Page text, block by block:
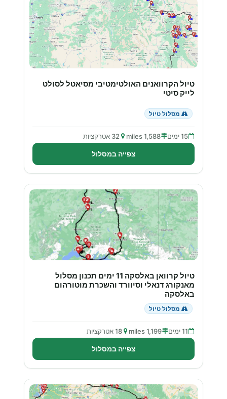
טיול הקרוואנים האולטימטיבי מסיאטל לסולט
לייק סיטי
מסלול טיול
15 ימים 1,588 miles 32 אטרקציות
צפייה במסלול
טיול קרוואן באלסקה 11 ימים תכנון מסלול
מאנקורג דנאלי וסיוורד והשכרת מוטורהום
באלסקה
מסלול טיול
11 ימים 1,199 miles 18 אטרקציות
צפייה במסלול